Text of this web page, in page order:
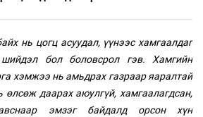
нь цогц асуудал, үүнээс хамгаалдаг
бол боловсрол гэв. Хамгийн
хэмжээ нь амьдрах газраар яаралтай
өлсөж даарах аюулгүй, хамгаалагдсан,
эмзэг байдалд орсон хүн